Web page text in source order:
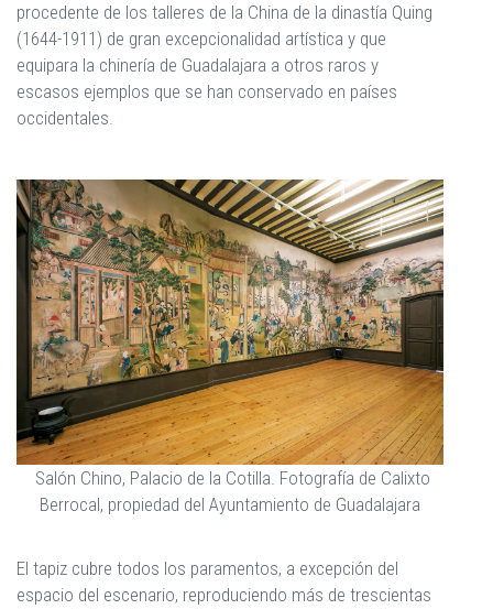
procedente de los talleres de la China de la dinastía Quing
(1644-1911) de gran excepcionalidad artística y que
equipara la chinería de Guadalajara a otros raros y
escasos ejemplos que se han conservado en países
occidentales.
Salón Chino, Palacio de la Cotilla. Fotografía de Calixto
Berrocal, propiedad del Ayuntamiento de Guadalajara
El tapiz cubre todos los paramentos, a excepción del
espacio del escenario, reproduciendo más de trescientas